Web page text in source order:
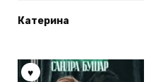
Катерина